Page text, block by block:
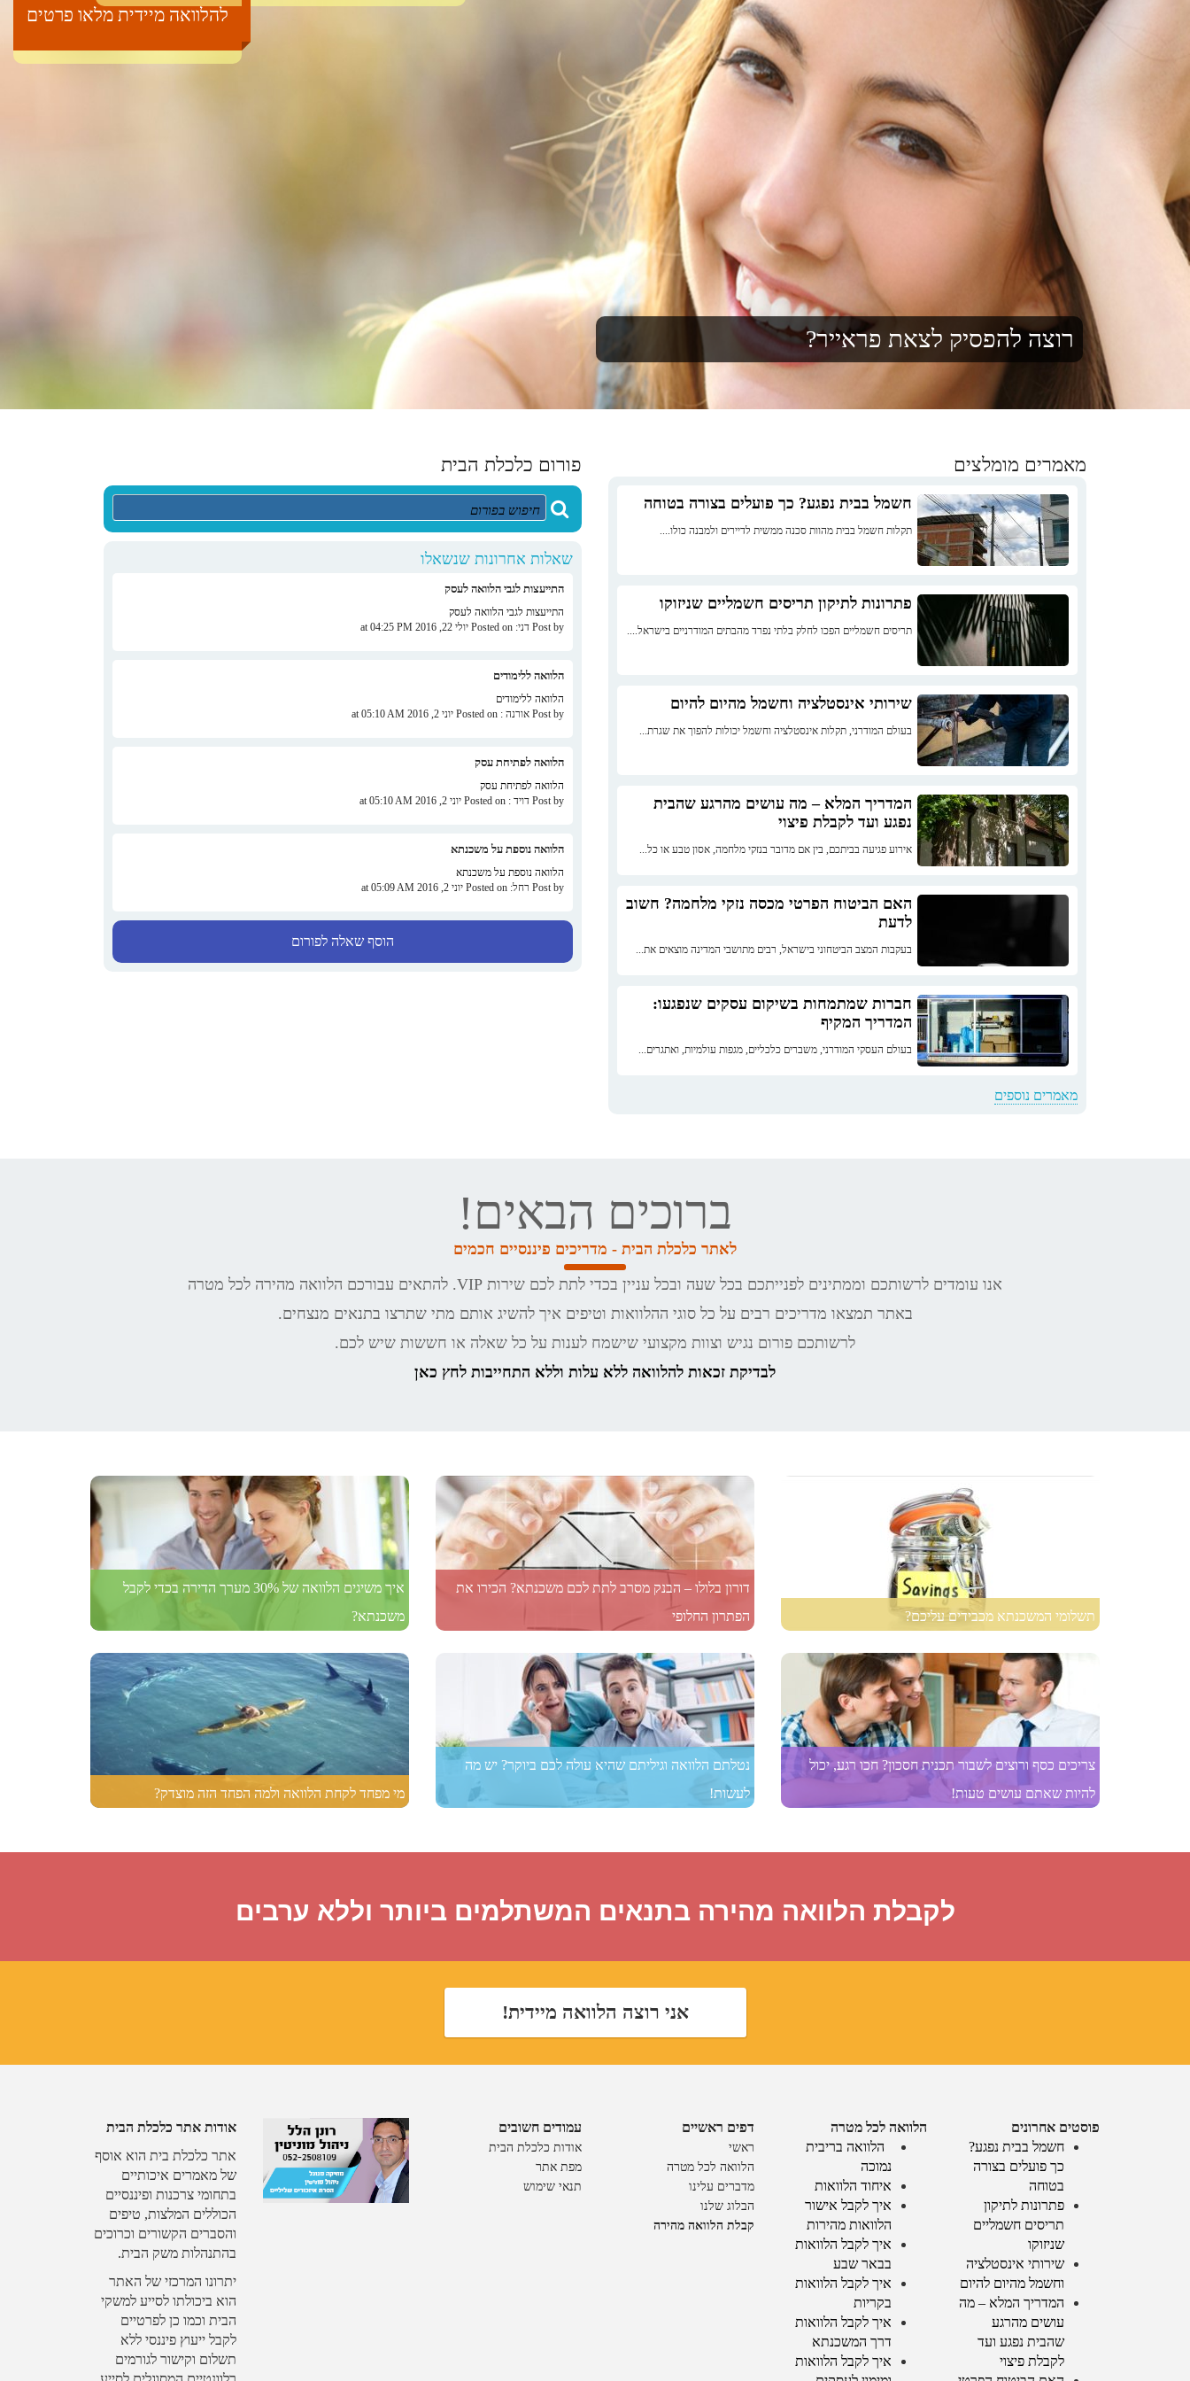
רוצה להפסיק לצאת פראייר?
להלוואה מיידית מלאו פרטים
מאמרים מומלצים
חשמל בבית נפגע? כך פועלים בצורה בטוחה
תקלות חשמל בבית מהוות סכנה ממשית לדיירים ולמבנה כולו....
פתרונות לתיקון תריסים חשמליים שניזוקו
תריסים חשמליים הפכו לחלק בלתי נפרד מהבתים המודרניים בישראל....
שירותי אינסטלציה וחשמל מהיום להיום
בעולם המודרני, תקלות אינסטלציה וחשמל יכולות להפוך את שגרת...
המדריך המלא – מה עושים מהרגע שהבית
נפגע ועד לקבלת פיצוי
אירוע פגיעה בביתכם, בין אם מדובר בנזקי מלחמה, אסון טבע או כל...
האם הביטוח הפרטי מכסה נזקי מלחמה? חשוב
לדעת
בעקבות המצב הביטחוני בישראל, רבים מתושבי המדינה מוצאים את...
חברות שמתמחות בשיקום עסקים שנפגעו:
המדריך המקיף
בעולם העסקי המודרני, משברים כלכליים, מגפות עולמיות, ואתגרים...
מאמרים נוספים
פורום כלכלת הבית
שאלות אחרונות שנשאלו
התייעצות לגבי הלוואה לעסק
התייעצות לגבי הלוואה לעסק
Post by דני: Posted on יולי 22, 2016 at 04:25 PM
הלוואה ללימודים
הלוואה ללימודים
Post by אורנה : Posted on יוני 2, 2016 at 05:10 AM
הלוואה לפתיחת עסק
הלוואה לפתיחת עסק
Post by דויד : Posted on יוני 2, 2016 at 05:10 AM
הלוואה נוספת על משכנתא
הלוואה נוספת על משכנתא
Post by רחל: Posted on יוני 2, 2016 at 05:09 AM
הוסף שאלה לפורום
ברוכים הבאים!
לאתר כלכלת הבית - מדריכים פיננסיים חכמים
אנו עומדים לרשותכם וממתינים לפנייתכם בכל שעה ובכל עניין בכדי לתת לכם שירות VIP. להתאים עבורכם הלוואה מהירה לכל מטרה
באתר תמצאו מדריכים רבים על כל סוגי ההלוואות וטיפים איך להשיג אותם מתי שתרצו בתנאים מנצחים.
לרשותכם פורום נגיש וצוות מקצועי שישמח לענות על כל שאלה או חששות שיש לכם.
לבדיקת זכאות להלוואה ללא עלות וללא התחייבות לחץ כאן
תשלומי המשכנתא מכבידים עליכם?
דורון בלולו – הבנק מסרב לתת לכם משכנתא? הכירו את
הפתרון החלופי
איך משיגים הלוואה של 30% מערך הדירה בכדי לקבל
משכנתא?
צריכים כסף ורוצים לשבור תכנית חסכון? חכו רגע, יכול
להיות שאתם עושים טעות!
נטלתם הלוואה וגיליתם שהיא עולה לכם ביוקר? יש מה
לעשות!
מי מפחד לקחת הלוואה ולמה הפחד הזה מוצדק?
לקבלת הלוואה מהירה בתנאים המשתלמים ביותר וללא ערבים
אני רוצה הלוואה מיידית!
פוסטים אחרונים
חשמל בבית נפגע?
כך פועלים בצורה
בטוחה
פתרונות לתיקון
תריסים חשמליים
שניזוקו
שירותי אינסטלציה
וחשמל מהיום להיום
המדריך המלא – מה
עושים מהרגע
שהבית נפגע ועד
לקבלת פיצוי
הלוואה לכל מטרה
הלוואה בריבית
נמוכה
איחוד הלוואות
איך לקבל אישור
הלוואות מהירות
איך לקבל הלוואות
בבאר שבע
איך לקבל הלוואות
בקריות
איך לקבל הלוואות
דרך המשכנתא
איך לקבל הלוואות
דפים ראשיים
ראשי
הלוואה לכל מטרה
מדברים עלינו
הבלוג שלנו
קבלת הלוואה מהירה
עמודים חשובים
אודות כלכלת הבית
מפת אתר
תנאי שימוש
אודות אתר כלכלת הבית
אתר כלכלת בית הוא אוסף
של מאמרים איכותיים
בתחומי צרכנות ופיננסיים
הכוללים המלצות, טיפים
והסברים הקשורים וכרוכים
בהתנהלות משק הבית.
יתרונו המרכזי של האתר
הוא ביכולתו לסייע למשקי
הבית וכמו כן לפרטיים
לקבל ייעוץ פיננסי ללא
תשלום וקישור לגורמים